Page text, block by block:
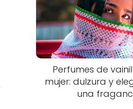
Perfumes de
mujer: dulzura y
una